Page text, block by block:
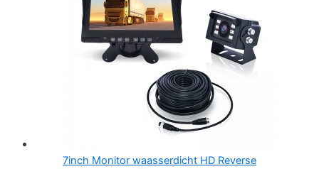
7inch Monitor waasserdicht HD Reverse